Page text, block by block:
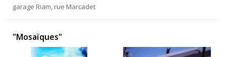
garage Riam, rue Marcadet
"Mosaïques"